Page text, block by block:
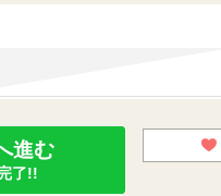
進む
了!!